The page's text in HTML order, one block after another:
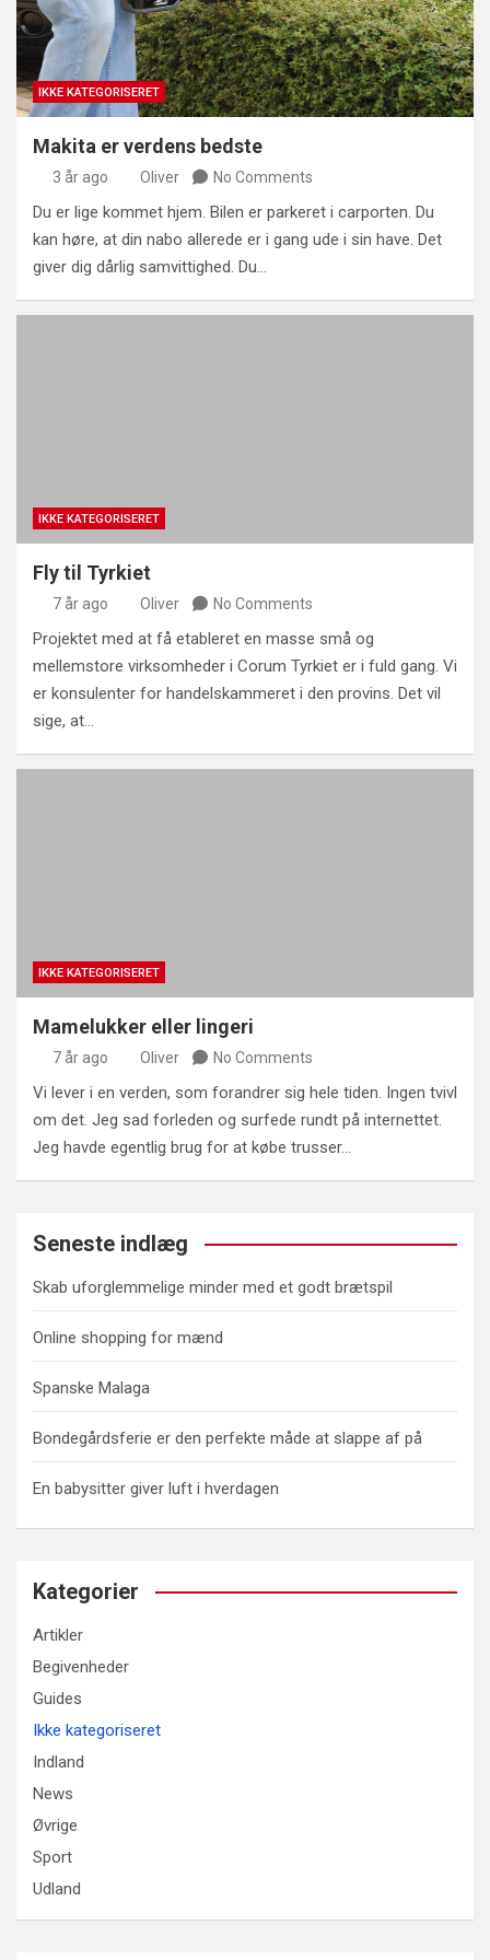
IKKE KATEGORISERET
Makita er verdens bedste
3 år ago Oliver No Comments
Du er lige kommet hjem. Bilen er parkeret i carporten. Du
kan høre, at din nabo allerede er i gang ude i sin have. Det
giver dig dårlig samvittighed. Du…
IKKE KATEGORISERET
Fly til Tyrkiet
7 år ago Oliver No Comments
Projektet med at få etableret en masse små og
mellemstore virksomheder i Corum Tyrkiet er i fuld gang. Vi
er konsulenter for handelskammeret i den provins. Det vil
sige, at…
IKKE KATEGORISERET
Mamelukker eller lingeri
7 år ago Oliver No Comments
Vi lever i en verden, som forandrer sig hele tiden. Ingen tvivl
om det. Jeg sad forleden og surfede rundt på internettet.
Jeg havde egentlig brug for at købe trusser…
Seneste indlæg
Skab uforglemmelige minder med et godt brætspil
Online shopping for mænd
Spanske Malaga
Bondegårdsferie er den perfekte måde at slappe af på
En babysitter giver luft i hverdagen
Kategorier
Artikler
Begivenheder
Guides
Ikke kategoriseret
Indland
News
Øvrige
Sport
Udland